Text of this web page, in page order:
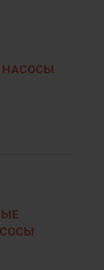
НАСОСЫ